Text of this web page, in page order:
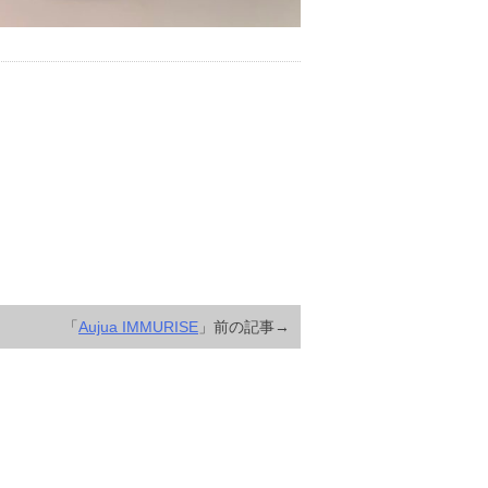
「 Aujua IMMURISE 」前の記事→